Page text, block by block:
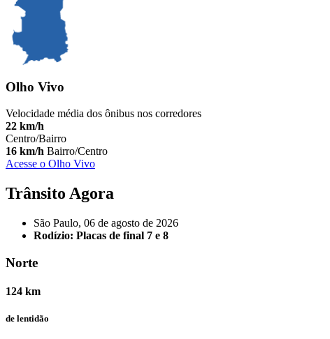
Olho Vivo
Velocidade média dos ônibus nos corredores
22 km/h
Centro/Bairro
16 km/h Bairro/Centro
Acesse o Olho Vivo
Trânsito Agora
São Paulo, 06 de agosto de 2026
Rodízio: Placas de final 7 e 8
Norte
124 km
de lentidão